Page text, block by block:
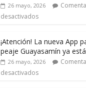
26 mayo, 2026
desactivados
¡Atención! La nueva App
peaje Guayasamín ya
26 mayo, 2026
desactivados